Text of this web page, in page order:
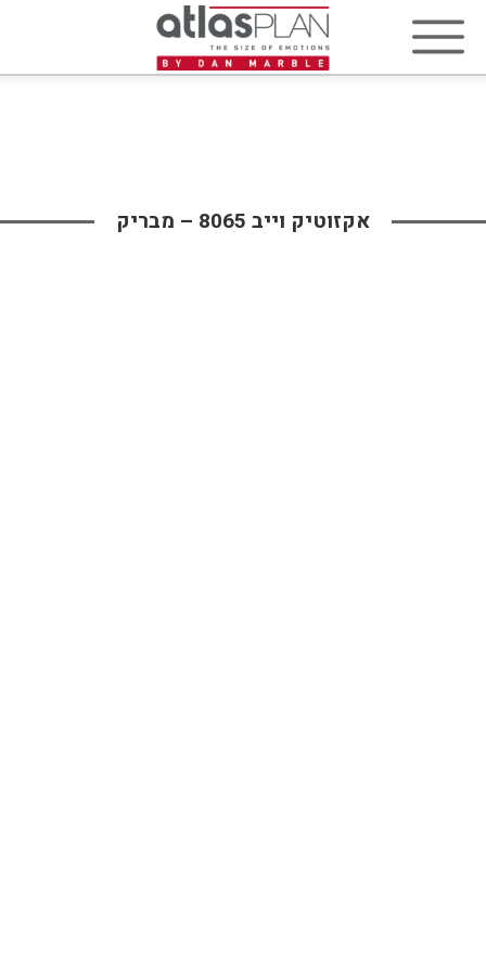
אקזוטיק וייב 8065 – מבריק